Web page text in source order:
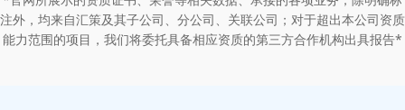
注外，均来自汇策及其子公司、分公司、关联公司；对于超出本公司资质
能力范围的项目，我们将委托具备相应资质的第三方合作机构出具报告*